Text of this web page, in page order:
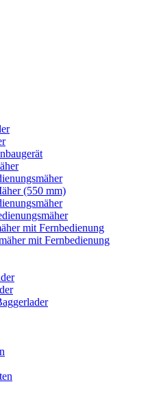
(550 mm)
mit Fernbedienung
mit Fernbedienung